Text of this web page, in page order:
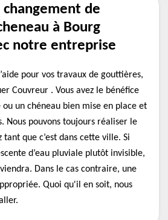
de
à Bourg
notre entreprise
pour vos travaux de gouttières,
Couvreur . Vous avez le bénéfice
un chéneau bien mise en place et
Nous pouvons toujours réaliser le
que c’est dans cette ville. Si
d’eau pluviale plutôt invisible,
Dans le cas contraire, une
Quoi qu'il en soit, nous